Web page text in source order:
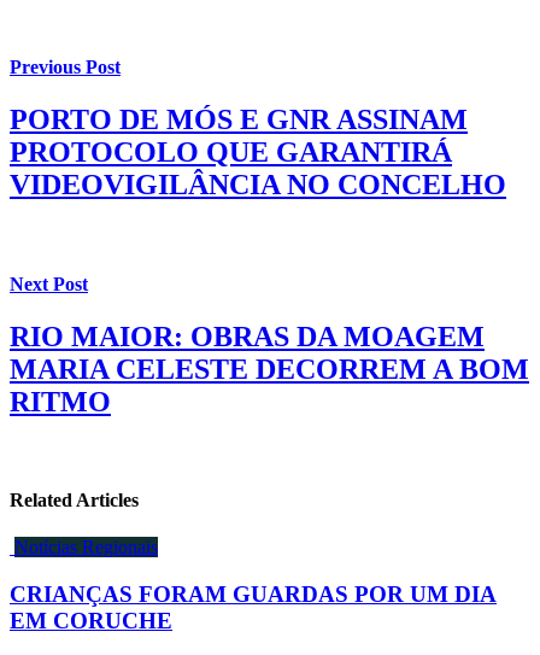
Previous Post
PORTO DE MÓS E GNR ASSINAM
PROTOCOLO QUE GARANTIRÁ
VIDEOVIGILÂNCIA NO CONCELHO
Next Post
RIO MAIOR: OBRAS DA MOAGEM
MARIA CELESTE DECORREM A BOM
RITMO
Related Articles
Notícias Regionais
CRIANÇAS FORAM GUARDAS POR UM DIA
EM CORUCHE